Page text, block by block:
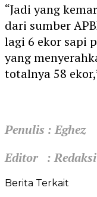
“Jadi yang
dari sumber
lagi 6 ekor sapi
yang
totalnya 58
Penulis : Eghez
Editor : Redaksi
Berita Terkait